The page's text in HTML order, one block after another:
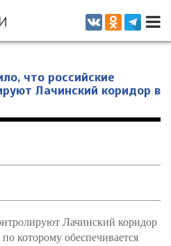
посвященное актуальным
пространстве
что российские
Лачинский коридор в
Лачинский коридор
которому обеспечивается